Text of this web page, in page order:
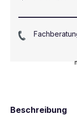
Beschreibung